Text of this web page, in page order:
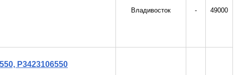
Владивосток - 49000
P3423106550